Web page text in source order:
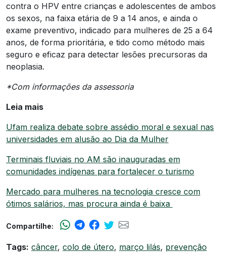
contra o HPV entre crianças e adolescentes de ambos
os sexos, na faixa etária de 9 a 14 anos, e ainda o
exame preventivo, indicado para mulheres de 25 a 64
anos, de forma prioritária, e tido como método mais
seguro e eficaz para detectar lesões precursoras da
neoplasia.
*Com informações da assessoria
Leia mais
Ufam realiza debate sobre assédio moral e sexual nas
universidades em alusão ao Dia da Mulher
Terminais fluviais no AM são inauguradas em
comunidades indígenas para fortalecer o turismo
Mercado para mulheres na tecnologia cresce com
ótimos salários, mas procura ainda é baixa
Compartilhe:
Tags: câncer, colo de útero, março lilás, prevenção